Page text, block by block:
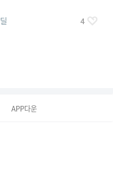
4
APP다운